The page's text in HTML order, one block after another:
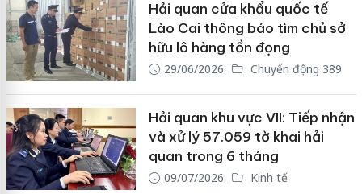
Hải quan cửa khẩu quốc tế
Lào Cai thông báo tìm chủ sở
hữu lô hàng tồn đọng
29/06/2026 Chuyển động 389
Hải quan khu vực VII: Tiếp nhận
và xử lý 57.059 tờ khai hải
quan trong 6 tháng
09/07/2026 Kinh tế